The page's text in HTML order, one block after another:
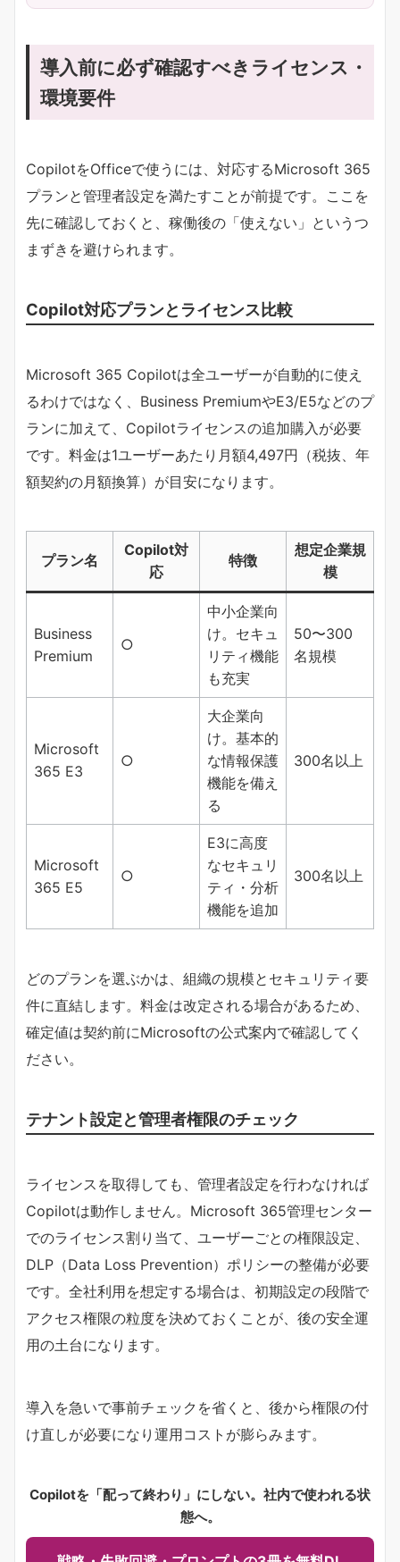
導入前に必ず確認すべきライセンス・
環境要件
CopilotをOfficeで使うには、対応するMicrosoft 365
プランと管理者設定を満たすことが前提です。ここを
先に確認しておくと、稼働後の「使えない」というつ
まずきを避けられます。
Copilot対応プランとライセンス比較
Microsoft 365 Copilotは全ユーザーが自動的に使え
るわけではなく、Business PremiumやE3/E5などのプ
ランに加えて、Copilotライセンスの追加購入が必要
です。料金は1ユーザーあたり月額4,497円（税抜、年
額契約の月額換算）が目安になります。
プラン名
Copilot対
応
特徴
想定企業規
模
Business
Premium
○
中小企業向
け。セキュ
リティ機能
も充実
50〜300
名規模
Microsoft
365 E3
○
大企業向
け。基本的
な情報保護
機能を備え
る
300名以上
Microsoft
365 E5
○
E3に高度
なセキュリ
ティ・分析
機能を追加
300名以上
どのプランを選ぶかは、組織の規模とセキュリティ要
件に直結します。料金は改定される場合があるため、
確定値は契約前にMicrosoftの公式案内で確認してく
ださい。
テナント設定と管理者権限のチェック
ライセンスを取得しても、管理者設定を行わなければ
Copilotは動作しません。Microsoft 365管理センター
でのライセンス割り当て、ユーザーごとの権限設定、
DLP（Data Loss Prevention）ポリシーの整備が必要
です。全社利用を想定する場合は、初期設定の段階で
アクセス権限の粒度を決めておくことが、後の安全運
用の土台になります。
導入を急いで事前チェックを省くと、後から権限の付
け直しが必要になり運用コストが膨らみます。
Copilotを「配って終わり」にしない。社内で使われる状
態へ。